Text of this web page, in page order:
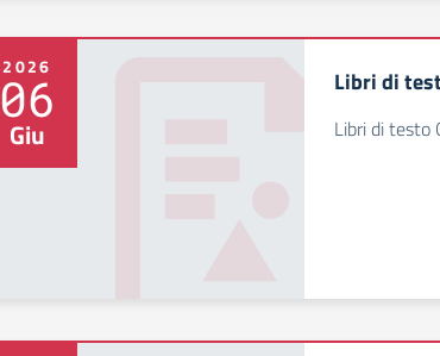
2026
06
Giu
Libri di
Libri di testo